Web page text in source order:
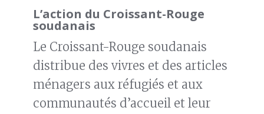
L’action du Croissant-Rouge
soudanais
Le Croissant-Rouge soudanais
distribue des vivres et des articles
ménagers aux réfugiés et aux
communautés d’accueil et leur